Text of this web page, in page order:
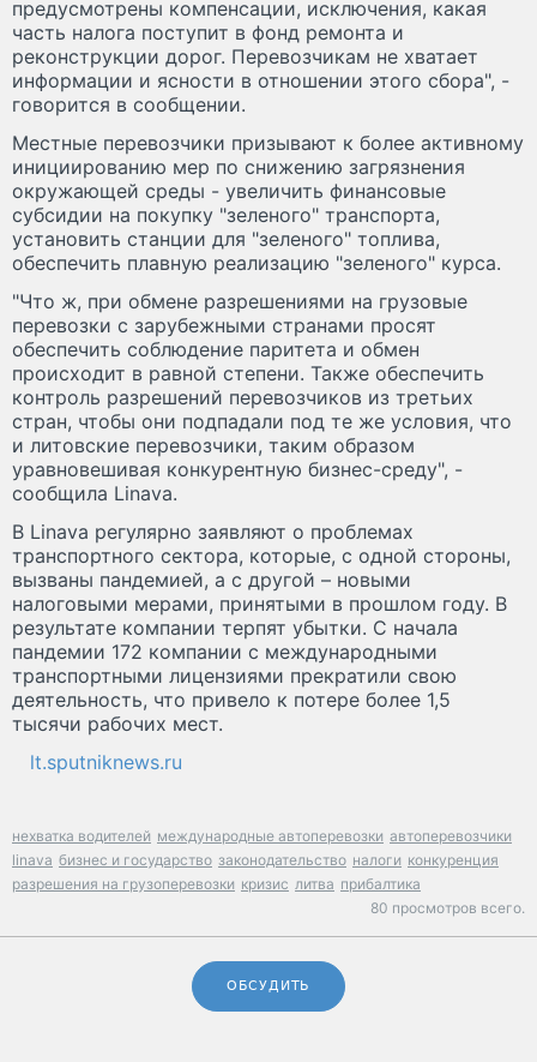
предусмотрены компенсации, исключения, какая
часть налога поступит в фонд ремонта и
реконструкции дорог. Перевозчикам не хватает
информации и ясности в отношении этого сбора", -
говорится в сообщении.
Местные перевозчики призывают к более активному
инициированию мер по снижению загрязнения
окружающей среды - увеличить финансовые
субсидии на покупку "зеленого" транспорта,
установить станции для "зеленого" топлива,
обеспечить плавную реализацию "зеленого" курса.
"Что ж, при обмене разрешениями на грузовые
перевозки с зарубежными странами просят
обеспечить соблюдение паритета и обмен
происходит в равной степени. Также обеспечить
контроль разрешений перевозчиков из третьих
стран, чтобы они подпадали под те же условия, что
и литовские перевозчики, таким образом
уравновешивая конкурентную бизнес-среду", -
сообщила Linava.
В Linava регулярно заявляют о проблемах
транспортного сектора, которые, с одной стороны,
вызваны пандемией, а с другой – новыми
налоговыми мерами, принятыми в прошлом году. В
результате компании терпят убытки. С начала
пандемии 172 компании с международными
транспортными лицензиями прекратили свою
деятельность, что привело к потере более 1,5
тысячи рабочих мест.
lt.sputniknews.ru
нехватка водителей международные автоперевозки автоперевозчики
linava бизнес и государство законодательство налоги конкуренция
разрешения на грузоперевозки кризис литва прибалтика
80 просмотров всего.
ОБСУДИТЬ